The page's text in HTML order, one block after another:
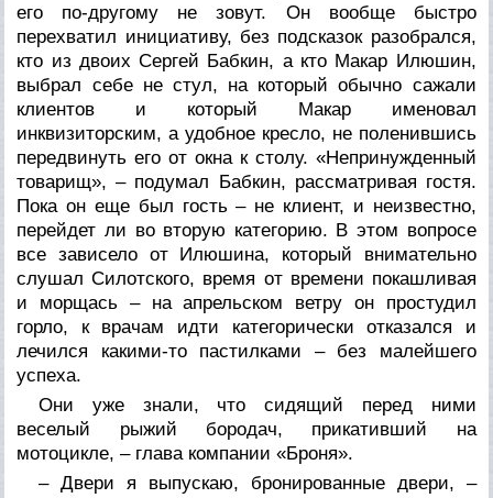
его по-другому не зовут. Он вообще быстро
перехватил инициативу, без подсказок разобрался,
кто из двоих Сергей Бабкин, а кто Макар Илюшин,
выбрал себе не стул, на который обычно сажали
клиентов и который Макар именовал
инквизиторским, а удобное кресло, не поленившись
передвинуть его от окна к столу. «Непринужденный
товарищ», – подумал Бабкин, рассматривая гостя.
Пока он еще был гость – не клиент, и неизвестно,
перейдет ли во вторую категорию. В этом вопросе
все зависело от Илюшина, который внимательно
слушал Силотского, время от времени покашливая
и морщась – на апрельском ветру он простудил
горло, к врачам идти категорически отказался и
лечился какими-то пастилками – без малейшего
успеха.
Они уже знали, что сидящий перед ними
веселый рыжий бородач, прикативший на
мотоцикле, – глава компании «Броня».
– Двери я выпускаю, бронированные двери, –